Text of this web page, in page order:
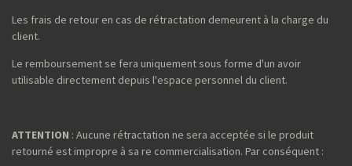
Les frais de retour en cas de rétractation demeurent à la charge du
client.
Le remboursement se fera uniquement sous forme d'un avoir
utilisable directement depuis l'espace personnel du client.
ATTENTION : Aucune rétractation ne sera acceptée si le produit
retourné est impropre à sa re commercialisation. Par conséquent :